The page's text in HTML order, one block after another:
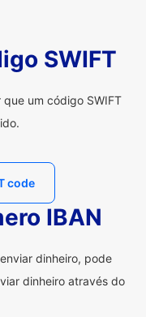
SWIFT
um código SWIFT
code
IBAN
dinheiro, pode
dinheiro através do